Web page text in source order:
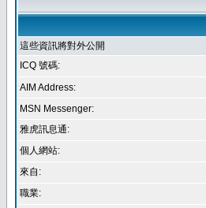
這些資訊將對外公開
ICQ 號碼:
AIM Address:
MSN Messenger:
雅虎訊息通:
個人網站:
來自:
職業: